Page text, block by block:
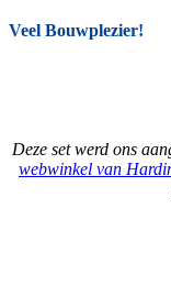
Veel Bouwplezier!
Deze set werd ons
webwinkel van